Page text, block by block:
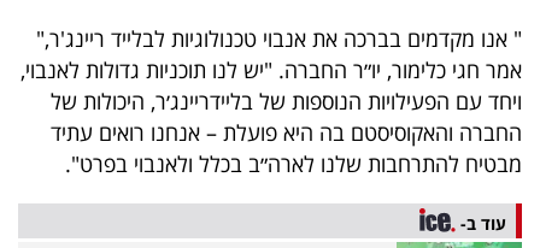
" אנו מקדמים בברכה את אנבוי טכנולוגיות לבלייד ריינג'ר,"
אמר חגי כלימור, יו״ר החברה. "יש לנו תוכניות גדולות לאנבוי,
ויחד עם הפעילויות הנוספות של בליידריינג׳ר, היכולות של
החברה והאקוסיסטם בה היא פועלת – אנחנו רואים עתיד
מבטיח להתרחבות שלנו לארה״ב בכלל ולאנבוי בפרט".
עוד ב-